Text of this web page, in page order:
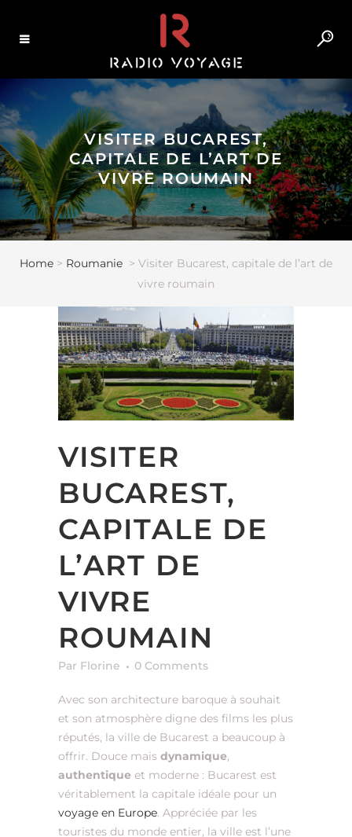
VISITER BUCAREST,
CAPITALE DE L’ART DE
VIVRE ROUMAIN
Home > Roumanie > Visiter Bucarest, capitale de l’art de
vivre roumain
VISITER
BUCAREST,
CAPITALE DE
L’ART DE
VIVRE
ROUMAIN
Par Florine 0 Comments
Avec son architecture baroque à souhait
et son atmosphère digne des films les plus
réputés, la ville de Bucarest a beaucoup à
offrir. Douce mais dynamique,
authentique et moderne : Bucarest est
véritablement la capitale idéale pour un
voyage en Europe. Appréciée par les
touristes du monde entier, la ville est l’une